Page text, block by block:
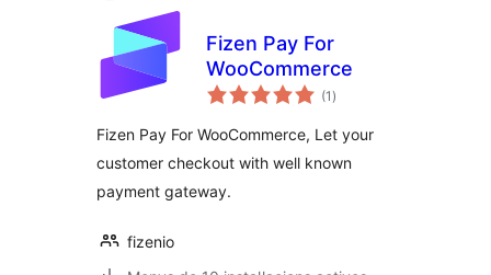
Fizen Pay For
WooCommerce
(1 puntuacions
totals
)
Fizen Pay For WooCommerce, Let your
customer checkout with well known
payment gateway.
fizenio